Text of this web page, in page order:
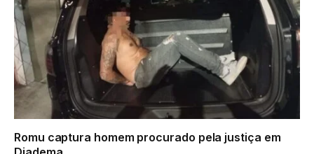
Romu captura homem procurado pela justiça em